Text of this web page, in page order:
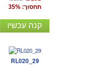
תחסוך: 35%
קנה עכשיו
RL020_29